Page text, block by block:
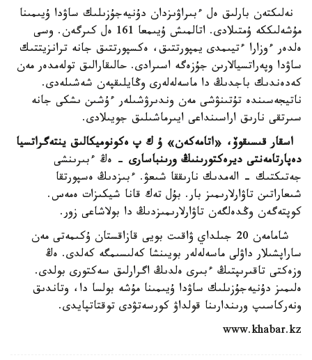
نەلىكتەن بارلىق ەل ءبىراۋىزدان دۇنيەجۇزىلىك ساۋدا ۇيىمىنا
مۇشەلىككە ۇمتىلادى. اتالمىش ۇيىمعا 161 ەل كىرگەن. وسى
ەلدەر ءوزارا ءتيىمدى يمپورتتىق، ەكسپورتتىق جانە ترانزيتتىك
ساۋدا وپەراتسيالارىن جۇزەگە اسىرادى. حالىقارالىق تولەمدەر مەن
كەدەندىك باجدىڭ دا ماسەلەلەرى وڭايلىقپەن شەشىلەدى.
ناتيجەسىندە تۇتىنۋشى مەن وندىرۋشىلەر ءۇشىن ىشكى جانە
سىرتقى نارىق اراسىنداعى ايىرماشىلىق جويىلادى.
اسقار قىسىقوۆ، «اتامەكەن» ۇ ك پ ەكونوميكالىق ينتەگراتسيا
دەپارتامەنتى ديرەكتورىنىڭ ورىنباسارى - ەڭ ءبىرىنشى
جەتىكتىك - الەمدىك نارىققا شىعۋ. ءبىزدىڭ ەسپورتقا
شىعاراتىن تاۋارلارىمىز بار. بۇل تەك قانا شيكىزات ەمەس.
كوپتەگەن وڭدەلگەن تاۋارلارىمىزدىڭ دا بولاشاعى زور.
شامامەن 20 جىلداي ۋاقىت بويى قازاقستان ۇكىمەتى مەن
ساراپشىلار داۋلى ماسەلەلەر بويىنشا كەلىسىمگە كەلدى. ەڭ
وزەكتى تاقىرىپتىڭ ءبىرى ەلدىڭ اگرارلىق سەكتورى بولدى.
ەلىمىز دۇنيەجۇزىلىك ساۋدا ۇيىمىنا مۇشە بولسا دا، وتاندىق
ونەركاسىپ ورىندارىنا قولداۋ كورسەتۋدى توقتاتپايدى.
www.khabar.kz